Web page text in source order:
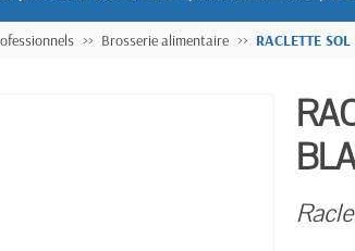
Brosserie alimentaire RACLETTE